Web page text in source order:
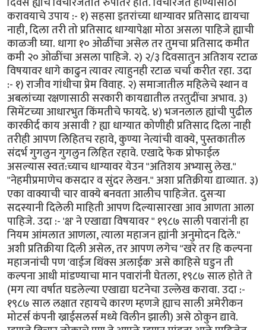
करावयाचे उपाय :- १) सहसा इतरांच्या धाग्यावर प्रतिसाद द्यायचा
नाही, दिला तरी तो प्रतिसाद धाग्यापेक्षा मोठा असला पाहिजे ह्याची
काळजी घ्या. धागा १० ओळींचा असेल तर तुमचा प्रतिसाद कमीत
कमी २० ओळींचा असला पाहिजे. २) २/३ दिवसातुन अतिशय रटाळ
विषयावर धागे काढुन त्यावर त्याहुनही रटाळ चर्चा करीत रहा. उदा
:- १) राजीव गांधीचा प्रेम विवाह. २) समाजातील महिलेचे स्थान व
अबलांच्या रक्षणासाठी सरकारी कायद्यातील तरतुदींचा अभाव. ३)
सिमेंटच्या आधारभुत किंमतीचे फायदे. ४) भजनलाल ह्यांची पुढील
कारकीर्द काय असावी ? ह्या धाग्यात कोणीही प्रतिसाद दिला नाही
तरीही आपण लिहितच रहावे, कुण्या नेत्यांची वाक्ये, पुस्तकातील
संदर्भ गुगलुन गुगलुन लिहित रहावे. एखादे फेक प्रोफाईल
असल्यास स्वत:च्याच धाग्यावर येउन "अतिशय अभ्यासु लेख."
"नेहमीप्रमाणेच कसदार व सुंदर लेखन." अशा प्रतिक्रीया द्याव्यात. ३)
एका वाक्याची चार वाक्ये बनवता आलीच पाहिजेत. दुसर्‍या
सदस्यानी दिलेली माहिती आपण दिल्यासारखा आव आणता आला
पाहिजे. उदा :- 'क्ष' ने एखाद्या विषयावर " १९८७ साली पवारांनी हा
नियम आंमलात आणला, त्याला महाजन ह्यांनी अनुमोदन दिले."
अशी प्रतिक्रीया दिली असेल, तर आपण लगेच "खरे तर हि कल्पना
महाजनांची पण 'वाईज थिंक्स अलाईक' असे काहिसे घडुन ती
कल्पना आधी मांडण्याचा मान पवारांनी घेतला, १९८७ साल होते ते
(मग त्या वर्षात घडलेल्या एखाद्या घटनेचा उल्लेख करावा. उदा :-
१९८७ साल लक्षात रहायचे कारण म्हणजे ह्याच साली अमेरीकन
मोटर्स कंपनी ख्राईसलर्स मध्ये विलीन झाली) असे ठोकुन द्यावे.